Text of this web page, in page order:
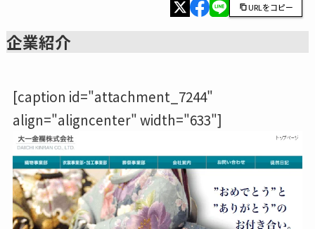
URLをコピー
企業紹介
[caption id="attachment_7244"
align="aligncenter" width="633"]